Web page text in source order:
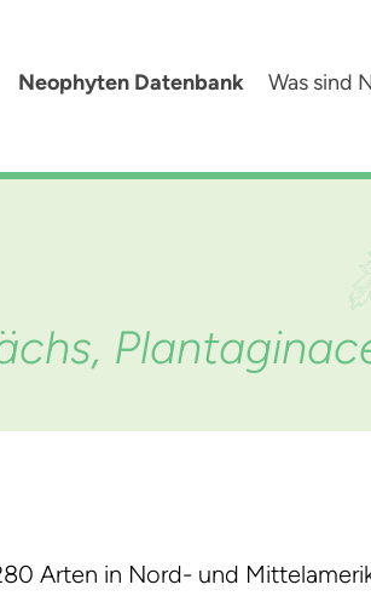
Neophyten Datenbank Was sind
Arten in Nord- und